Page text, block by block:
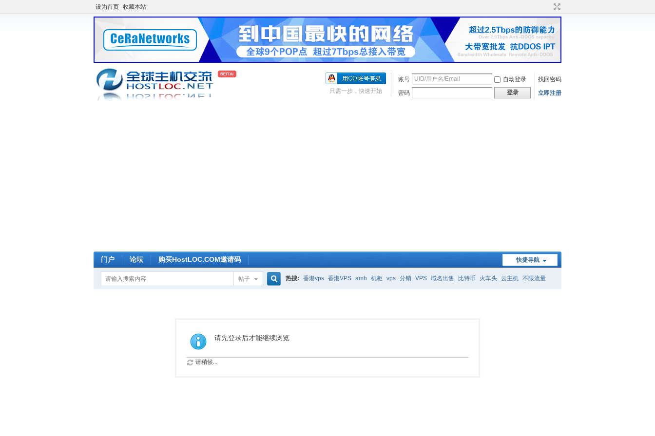
设为首页 收藏本站
账号 自动登录
找回密码
密码
登录 立即注册
只需一步，快速开始
快捷导航
门户 论坛 购买HostLOC.COM邀请码
帖子
索
热搜: 香港vps 香港VPS amh 机柜 vps 分销 VPS 域名出售 比特币 火车头 云主机 不限流量
请先登录后才能继续浏览
请稍候...